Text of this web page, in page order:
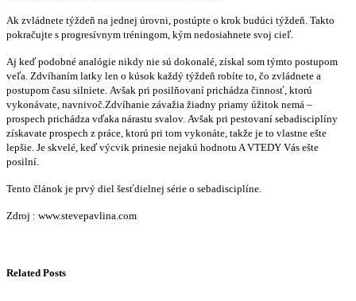
Ak zvládnete týždeň na jednej úrovni, postúpte o krok budúci týždeň. Takto
pokračujte s progresívnym tréningom, kým nedosiahnete svoj cieľ.
Aj keď podobné analógie nikdy nie sú dokonalé, získal som týmto postupom
veľa. Zdvíhaním latky len o kúsok každý týždeň robíte to, čo zvládnete a
postupom času silniete. Avšak pri posilňovaní prichádza činnosť, ktorú
vykonávate, navnivoč.Zdvíhanie závažia žiadny priamy úžitok nemá –
prospech prichádza vďaka nárastu svalov. Avšak pri pestovaní sebadisciplíny
získavate prospech z práce, ktorú pri tom vykonáte, takže je to vlastne ešte
lepšie. Je skvelé, keď výcvik prinesie nejakú hodnotu A VTEDY Vás ešte
posilní.
Tento článok je prvý diel šesťdielnej série o sebadisciplíne.
Zdroj : www.stevepavlina.com
Related Posts